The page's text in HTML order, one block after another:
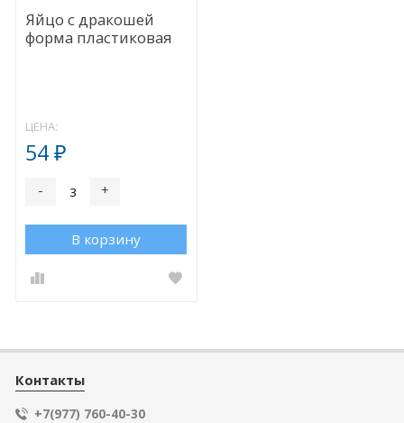
Яйцо с дракошей
форма пластиковая
ЦЕНА:
54₽
- +
В корзину
Контакты
+7(977) 760-40-30